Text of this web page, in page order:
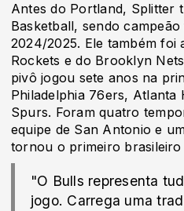
Antes do Portland, Splitter
Basketball, sendo
2024/2025. Ele também foi
Rockets e do Brooklyn
pivô jogou sete anos na
Philadelphia 76ers, Atlanta
Spurs. Foram quatro
equipe de San Antonio e
tornou o primeiro
"O Bulls representa
jogo. Carrega uma